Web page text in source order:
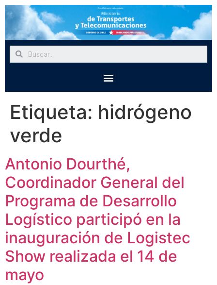
Etiqueta: hidrógeno
verde
Antonio Dourthé,
Coordinador General del
Programa de Desarrollo
Logístico participó en la
inauguración de Logistec
Show realizada el 14 de
mayo